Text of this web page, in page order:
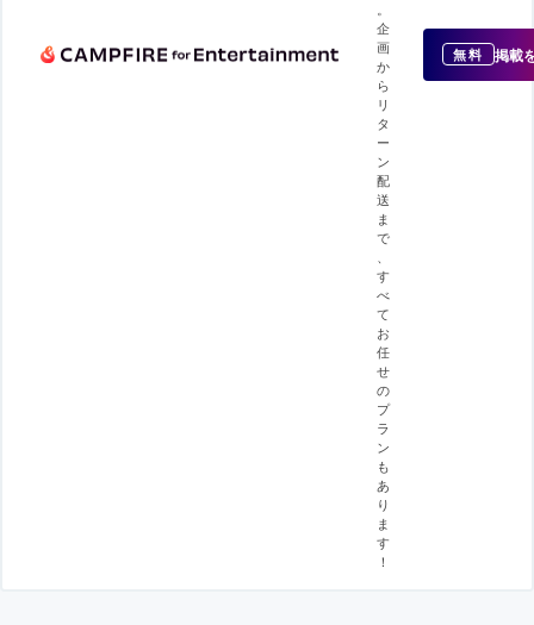
企
画
か
ら
リ
タ
ー
ン
配
送
ま
で
す
べ
て
お
任
せ
の
プ
ラ
ン
も
あ
り
ま
す
！
無料 掲載